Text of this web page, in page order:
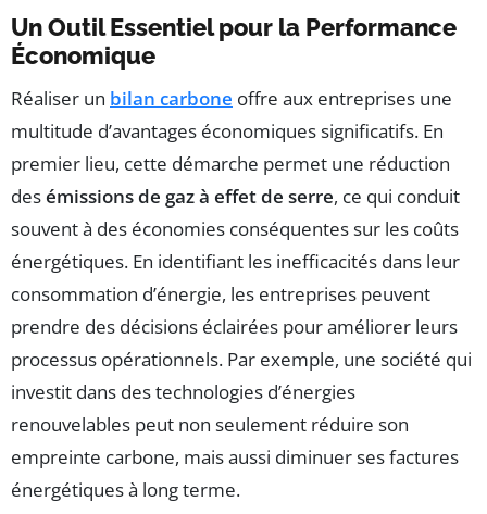
Un Outil Essentiel pour la Performance
Économique
Réaliser un bilan carbone offre aux entreprises une
multitude d’avantages économiques significatifs. En
premier lieu, cette démarche permet une réduction
desémissions de gaz à effet de serre, ce qui conduit
souvent à des économies conséquentes sur les coûts
énergétiques. En identifiant les inefficacités dans leur
consommation d’énergie, les entreprises peuvent
prendre des décisions éclairées pour améliorer leurs
processus opérationnels. Par exemple, une société qui
investit dans des technologies d’énergies
renouvelables peut non seulement réduire son
empreinte carbone, mais aussi diminuer ses factures
énergétiques à long terme.